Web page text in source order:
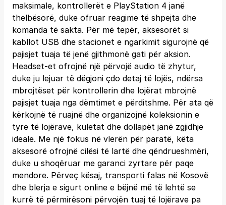
maksimale, kontrollerët e PlayStation 4 janë
thelbësorë, duke ofruar reagime të shpejta dhe
komanda të sakta. Për më tepër, aksesorët si
kabllot USB dhe stacionet e ngarkimit sigurojnë që
pajisjet tuaja të jenë gjithmonë gati për aksion.
Headset-et ofrojnë një përvojë audio të zhytur,
duke ju lejuar të dëgjoni çdo detaj të lojës, ndërsa
mbrojtëset për kontrollerin dhe lojërat mbrojnë
pajisjet tuaja nga dëmtimet e përditshme. Për ata që
kërkojnë të ruajnë dhe organizojnë koleksionin e
tyre të lojërave, kuletat dhe dollapët janë zgjidhje
ideale. Me një fokus në vlerën për paratë, këta
aksesorë ofrojnë cilësi të lartë dhe qëndrueshmëri,
duke u shoqëruar me garanci zyrtare për paqe
mendore. Përveç kësaj, transporti falas në Kosovë
dhe blerja e sigurt online e bëjnë më të lehtë se
kurrë të përmirësoni përvojën tuaj të lojërave pa